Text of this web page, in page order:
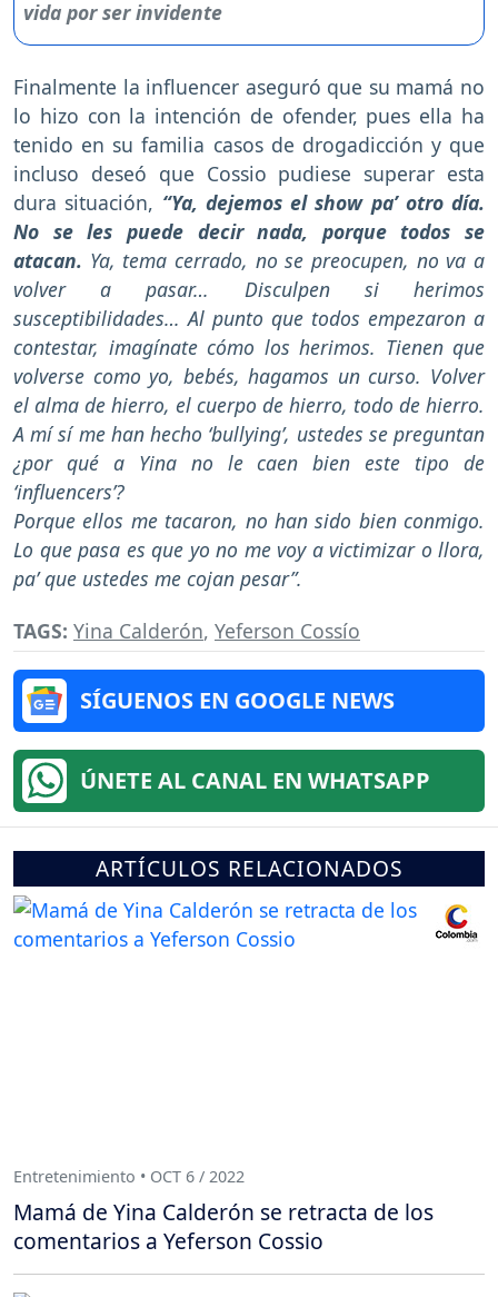
Finalmente la influencer aseguró que su mamá no
lo hizo con la intención de ofender, pues ella ha
tenido en su familia casos de drogadicción y que
incluso deseó que Cossio pudiese superar esta
dura situación, “Ya, dejemos el show pa’ otro día.
No se les puede decir nada, porque todos se
atacan. Ya, tema cerrado, no se preocupen, no va a
volver a pasar… Disculpen si herimos
susceptibilidades… Al punto que todos empezaron a
contestar, imagínate cómo los herimos. Tienen que
volverse como yo, bebés, hagamos un curso. Volver
el alma de hierro, el cuerpo de hierro, todo de hierro.
A mí sí me han hecho ‘bullying’, ustedes se preguntan
¿por qué a Yina no le caen bien este tipo de
‘influencers’?
Porque ellos me tacaron, no han sido bien conmigo.
Lo que pasa es que yo no me voy a victimizar o llora,
pa’ que ustedes me cojan pesar”.
TAGS: Yina Calderón, Yeferson Cossío
SÍGUENOS EN GOOGLE NEWS
ÚNETE AL CANAL EN WHATSAPP
ARTÍCULOS RELACIONADOS
Entretenimiento • OCT 6 / 2022
Mamá de Yina Calderón se retracta de los
comentarios a Yeferson Cossio